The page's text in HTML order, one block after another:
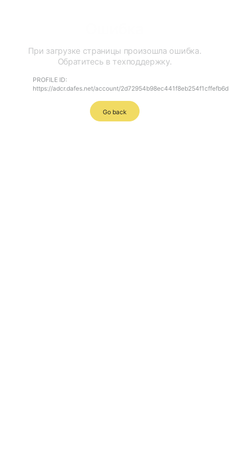
При загрузке страницы произошла ошибка.
Обратитесь в техподдержку.
PROFILE ID:
https://adcr.dafes.net/account/2d72954b98ec441f8eb254f1cffefb6d
Go back